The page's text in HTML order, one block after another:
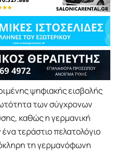
ψηφιακής εισβολής
των σύγχρονων
καθώς η γερμανική
ένα τεράστιο πελατολόγιο
τη γερμανόφωνη